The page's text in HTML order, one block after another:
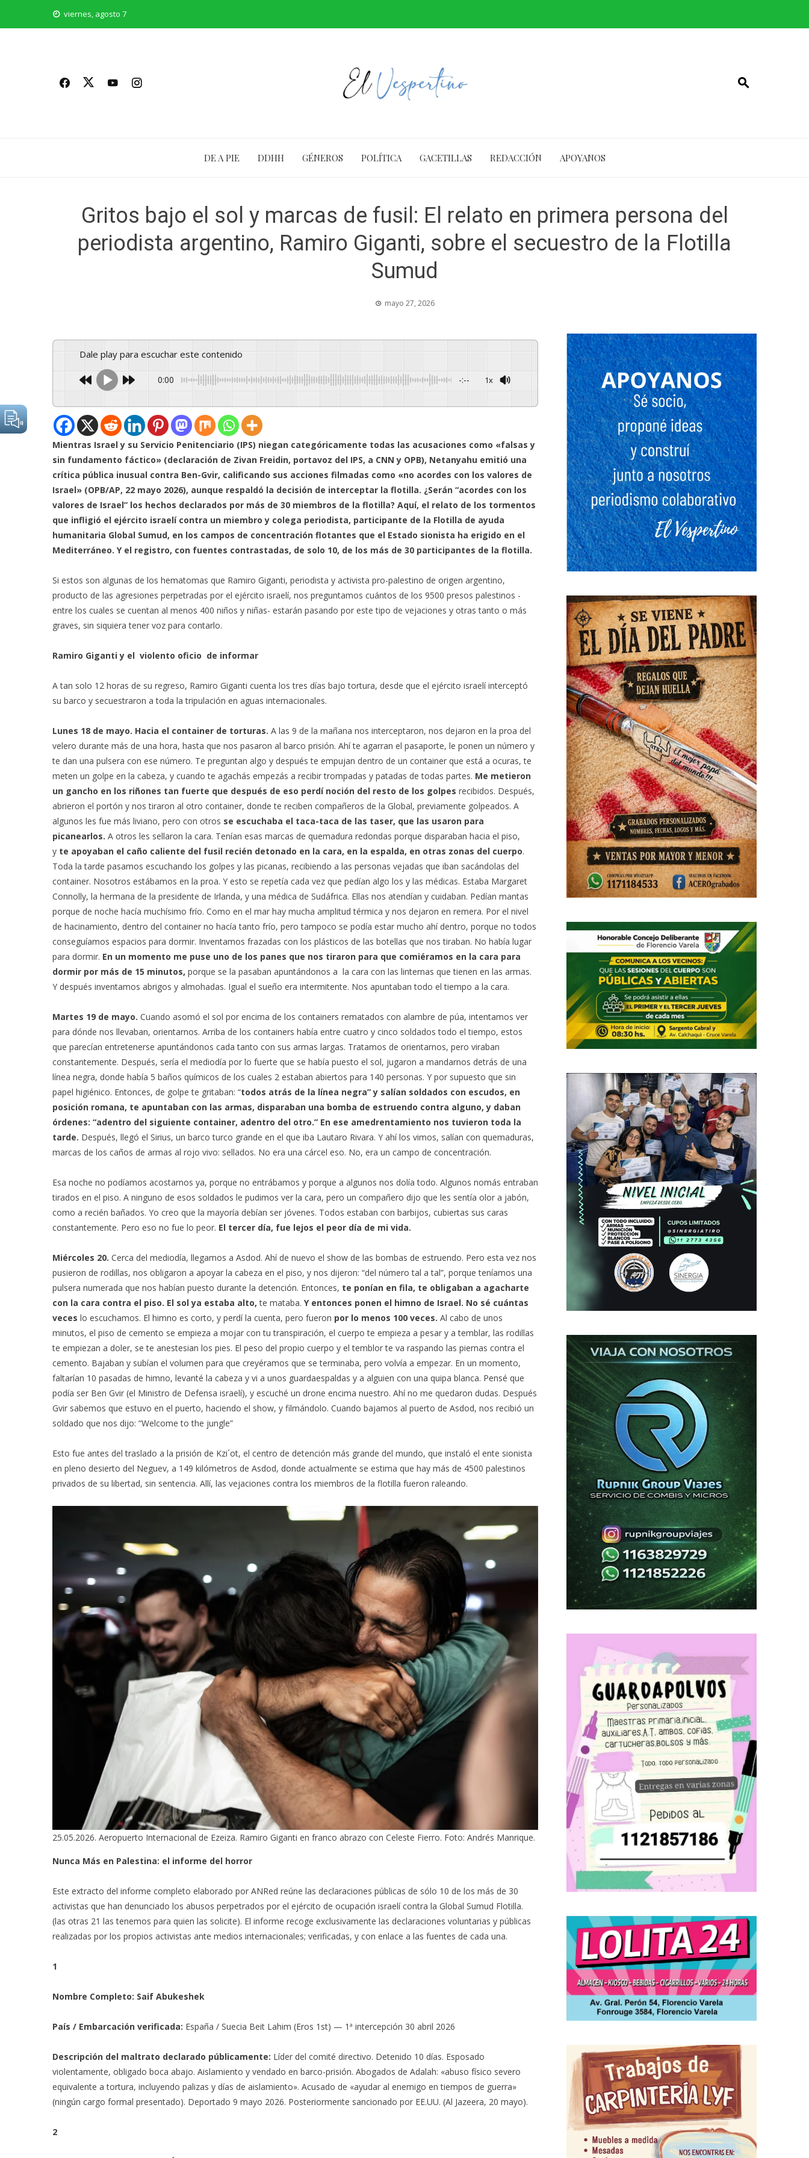
viernes, agosto 7
DE A PIE DDHH GÉNEROS POLÍTICA GACETILLAS REDACCIÓN APOYANOS
Gritos bajo el sol y marcas de fusil: El relato en primera persona del
periodista argentino, Ramiro Giganti, sobre el secuestro de la Flotilla
Sumud
mayo 27, 2026
Dale play para escuchar este contenido
0:00 -:-- 1x
Mientras Israel y su Servicio Penitenciario (IPS) niegan categóricamente todas las acusaciones como «falsas y
sin fundamento fáctico» (declaración de Zivan Freidin, portavoz del IPS, a CNN y OPB), Netanyahu emitió una
crítica pública inusual contra Ben-Gvir, calificando sus acciones filmadas como «no acordes con los valores de
Israel» (OPB/AP, 22 mayo 2026), aunque respaldó la decisión de interceptar la flotilla. ¿Serán “acordes con los
valores de Israel” los hechos declarados por más de 30 miembros de la flotilla? Aquí, el relato de los tormentos
que infligió el ejército israelí contra un miembro y colega periodista, participante de la Flotilla de ayuda
humanitaria Global Sumud, en los campos de concentración flotantes que el Estado sionista ha erigido en el
Mediterráneo. Y el registro, con fuentes contrastadas, de solo 10, de los más de 30 participantes de la flotilla.
Si estos son algunas de los hematomas que Ramiro Giganti, periodista y activista pro-palestino de origen argentino,
producto de las agresiones perpetradas por el ejército israelí, nos preguntamos cuántos de los 9500 presos palestinos -
entre los cuales se cuentan al menos 400 niños y niñas- estarán pasando por este tipo de vejaciones y otras tanto o más
graves, sin siquiera tener voz para contarlo.
Ramiro Giganti y el violento oficio de informar
A tan solo 12 horas de su regreso, Ramiro Giganti cuenta los tres días bajo tortura, desde que el ejército israelí interceptó
su barco y secuestraron a toda la tripulación en aguas internacionales.
Lunes 18 de mayo. Hacia el container de torturas. A las 9 de la mañana nos interceptaron, nos dejaron en la proa del
velero durante más de una hora, hasta que nos pasaron al barco prisión. Ahí te agarran el pasaporte, le ponen un número y
te dan una pulsera con ese número. Te preguntan algo y después te empujan dentro de un container que está a ocuras, te
meten un golpe en la cabeza, y cuando te agachás empezás a recibir trompadas y patadas de todas partes. Me metieron
un gancho en los riñones tan fuerte que después de eso perdí noción del resto de los golpes recibidos. Después,
abrieron el portón y nos tiraron al otro container, donde te reciben compañeros de la Global, previamente golpeados. A
algunos les fue más liviano, pero con otros se escuchaba el taca-taca de las taser, que las usaron para
picanearlos. A otros les sellaron la cara. Tenían esas marcas de quemadura redondas porque disparaban hacia el piso,
y te apoyaban el caño caliente del fusil recién detonado en la cara, en la espalda, en otras zonas del cuerpo.
Toda la tarde pasamos escuchando los golpes y las picanas, recibiendo a las personas vejadas que iban sacándolas del
container. Nosotros estábamos en la proa. Y esto se repetía cada vez que pedían algo los y las médicas. Estaba Margaret
Connolly, la hermana de la presidente de Irlanda, y una médica de Sudáfrica. Ellas nos atendían y cuidaban. Pedían mantas
porque de noche hacía muchísimo frío. Como en el mar hay mucha amplitud térmica y nos dejaron en remera. Por el nivel
de hacinamiento, dentro del container no hacía tanto frío, pero tampoco se podía estar mucho ahí dentro, porque no todos
conseguíamos espacios para dormir. Inventamos frazadas con los plásticos de las botellas que nos tiraban. No había lugar
para dormir. En un momento me puse uno de los panes que nos tiraron para que comiéramos en la cara para
dormir por más de 15 minutos, porque se la pasaban apuntándonos a la cara con las linternas que tienen en las armas.
Y después inventamos abrigos y almohadas. Igual el sueño era intermitente. Nos apuntaban todo el tiempo a la cara.
Martes 19 de mayo. Cuando asomó el sol por encima de los containers rematados con alambre de púa, intentamos ver
para dónde nos llevaban, orientarnos. Arriba de los containers había entre cuatro y cinco soldados todo el tiempo, estos
que parecían entretenerse apuntándonos cada tanto con sus armas largas. Tratamos de orientarnos, pero viraban
constantemente. Después, sería el mediodía por lo fuerte que se había puesto el sol, jugaron a mandarnos detrás de una
línea negra, donde había 5 baños químicos de los cuales 2 estaban abiertos para 140 personas. Y por supuesto que sin
papel higiénico. Entonces, de golpe te gritaban: “todos atrás de la línea negra” y salían soldados con escudos, en
posición romana, te apuntaban con las armas, disparaban una bomba de estruendo contra alguno, y daban
órdenes: “adentro del siguiente container, adentro del otro.” En ese amedrentamiento nos tuvieron toda la
tarde. Después, llegó el Sirius, un barco turco grande en el que iba Lautaro Rivara. Y ahí los vimos, salían con quemaduras,
marcas de los caños de armas al rojo vivo: sellados. No era una cárcel eso. No, era un campo de concentración.
Esa noche no podíamos acostarnos ya, porque no entrábamos y porque a algunos nos dolía todo. Algunos nomás entraban
tirados en el piso. A ninguno de esos soldados le pudimos ver la cara, pero un compañero dijo que les sentía olor a jabón,
como a recién bañados. Yo creo que la mayoría debían ser jóvenes. Todos estaban con barbijos, cubiertas sus caras
constantemente. Pero eso no fue lo peor. El tercer día, fue lejos el peor día de mi vida.
Miércoles 20. Cerca del mediodía, llegamos a Asdod. Ahí de nuevo el show de las bombas de estruendo. Pero esta vez nos
pusieron de rodillas, nos obligaron a apoyar la cabeza en el piso, y nos dijeron: “del número tal a tal”, porque teníamos una
pulsera numerada que nos habían puesto durante la detención. Entonces, te ponían en fila, te obligaban a agacharte
con la cara contra el piso. El sol ya estaba alto, te mataba. Y entonces ponen el himno de Israel. No sé cuántas
veces lo escuchamos. El himno es corto, y perdí la cuenta, pero fueron por lo menos 100 veces. Al cabo de unos
minutos, el piso de cemento se empieza a mojar con tu transpiración, el cuerpo te empieza a pesar y a temblar, las rodillas
te empiezan a doler, se te anestesian los pies. El peso del propio cuerpo y el temblor te va raspando las piernas contra el
cemento. Bajaban y subían el volumen para que creyéramos que se terminaba, pero volvía a empezar. En un momento,
faltarían 10 pasadas de himno, levanté la cabeza y vi a unos guardaespaldas y a alguien con una quipa blanca. Pensé que
podía ser Ben Gvir (el Ministro de Defensa israelí), y escuché un drone encima nuestro. Ahí no me quedaron dudas. Después
Gvir sabemos que estuvo en el puerto, haciendo el show, y filmándolo. Cuando bajamos al puerto de Asdod, nos recibió un
soldado que nos dijo: “Welcome to the jungle”
Esto fue antes del traslado a la prisión de Kzi´ot, el centro de detención más grande del mundo, que instaló el ente sionista
en pleno desierto del Neguev, a 149 kilómetros de Asdod, donde actualmente se estima que hay más de 4500 palestinos
privados de su libertad, sin sentencia. Allí, las vejaciones contra los miembros de la flotilla fueron raleando.
25.05.2026. Aeropuerto Internacional de Ezeiza. Ramiro Giganti en franco abrazo con Celeste Fierro. Foto: Andrés Manrique.
Nunca Más en Palestina: el informe del horror
Este extracto del informe completo elaborado por ANRed reúne las declaraciones públicas de sólo 10 de los más de 30
activistas que han denunciado los abusos perpetrados por el ejército de ocupación israelí contra la Global Sumud Flotilla.
(las otras 21 las tenemos para quien las solicite). El informe recoge exclusivamente las declaraciones voluntarias y públicas
realizadas por los propios activistas ante medios internacionales; verificadas, y con enlace a las fuentes de cada una.
1
Nombre Completo: Saif Abukeshek
País / Embarcación verificada: España / Suecia Beit Lahim (Eros 1st) — 1ª intercepción 30 abril 2026
Descripción del maltrato declarado públicamente: Líder del comité directivo. Detenido 10 días. Esposado
violentamente, obligado boca abajo. Aislamiento y vendado en barco-prisión. Abogados de Adalah: «abuso físico severo
equivalente a tortura, incluyendo palizas y días de aislamiento». Acusado de «ayudar al enemigo en tiempos de guerra»
(ningún cargo formal presentado). Deportado 9 mayo 2026. Posteriormente sancionado por EE.UU. (Al Jazeera, 20 mayo).
2